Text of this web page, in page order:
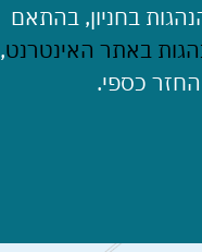
בחניון, בהתאם
באתר האינטרנט,
החזר כספי.